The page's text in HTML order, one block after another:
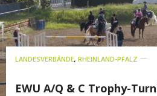
LANDESVERBÄNDE, RHEINLAND-PFALZ
EWU A/Q & C Trophy-